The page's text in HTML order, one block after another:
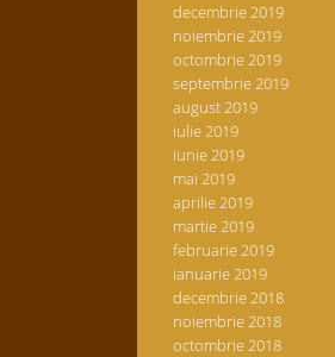
decembrie 2019
noiembrie 2019
octombrie 2019
septembrie 2019
august 2019
iulie 2019
iunie 2019
mai 2019
aprilie 2019
martie 2019
februarie 2019
ianuarie 2019
decembrie 2018
noiembrie 2018
octombrie 2018